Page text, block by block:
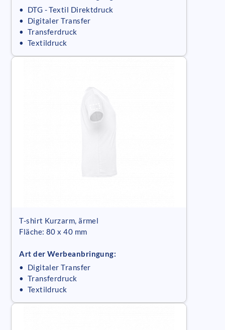
• DTG - Textil Direktdruck
• Digitaler Transfer
• Transferdruck
• Textildruck
T-shirt Kurzarm, ärmel
Fläche: 80 x 40 mm
Art der Werbeanbringung:
• Digitaler Transfer
• Transferdruck
• Textildruck